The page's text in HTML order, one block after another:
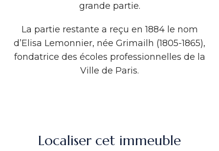
grande partie.
La partie restante a reçu en 1884 le nom
d’Elisa Lemonnier, née Grimailh (1805-1865),
fondatrice des écoles professionnelles de la
Ville de Paris.
Localiser cet immeuble